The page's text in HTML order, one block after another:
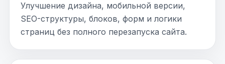
Улучшение дизайна, мобильной версии,
SEO-структуры, блоков, форм и логики
страниц без полного перезапуска сайта.